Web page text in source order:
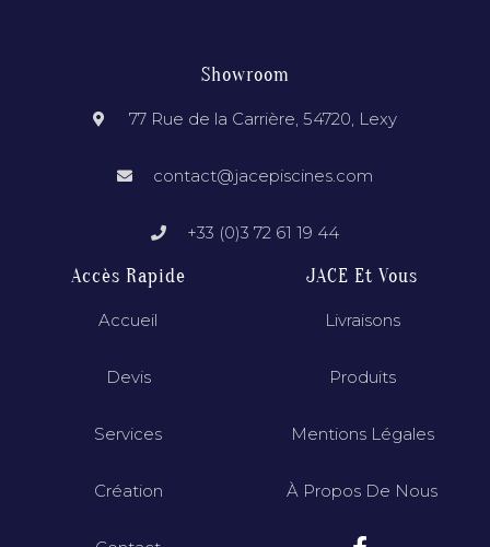
Showroom
77 Rue de la Carrière, 54720, Lexy
contact@jacepiscines.com
+33 (0)3 72 61 19 44
Accès Rapide
Accueil
Devis
Services
Création
JACE Et Vous
Livraisons
Produits
Mentions Légales
À Propos De Nous